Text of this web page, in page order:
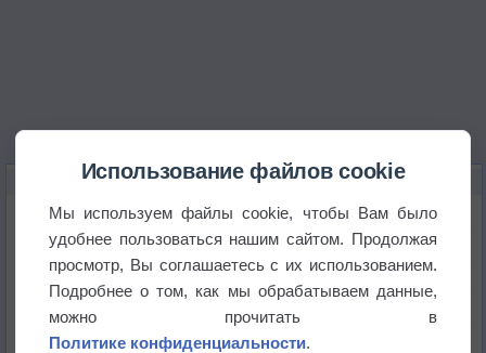
КАРТЫ ПОГОДЫ В РИЧМОНДЕ
Температура
Давление
Осадки
Список всех карт
Использование файлов cookie
Мы используем файлы cookie, чтобы Вам было
удобнее пользоваться нашим сайтом. Продолжая
просмотр, Вы соглашаетесь с их использованием.
Подробнее о том, как мы обрабатываем данные,
можно прочитать в
Политике конфиденциальности.